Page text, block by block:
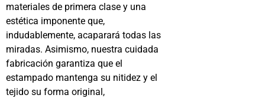
materiales de primera clase y una
estética imponente que,
indudablemente, acaparará todas las
miradas. Asimismo, nuestra cuidada
fabricación garantiza que el
estampado mantenga su nitidez y el
tejido su forma original,